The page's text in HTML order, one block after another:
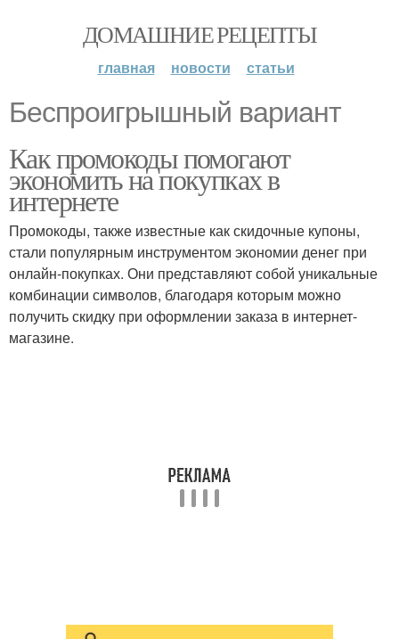
ДОМАШНИЕ РЕЦЕПТЫ
главная новости статьи
Беспроигрышный вариант
Как промокоды помогают
экономить на покупках в
интернете
Промокоды, также известные как скидочные купоны,
стали популярным инструментом экономии денег при
онлайн-покупках. Они представляют собой уникальные
комбинации символов, благодаря которым можно
получить скидку при оформлении заказа в интернет-
магазине.